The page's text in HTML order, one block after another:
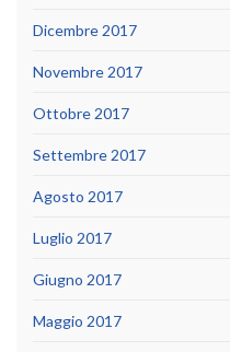
Dicembre 2017
Novembre 2017
Ottobre 2017
Settembre 2017
Agosto 2017
Luglio 2017
Giugno 2017
Maggio 2017